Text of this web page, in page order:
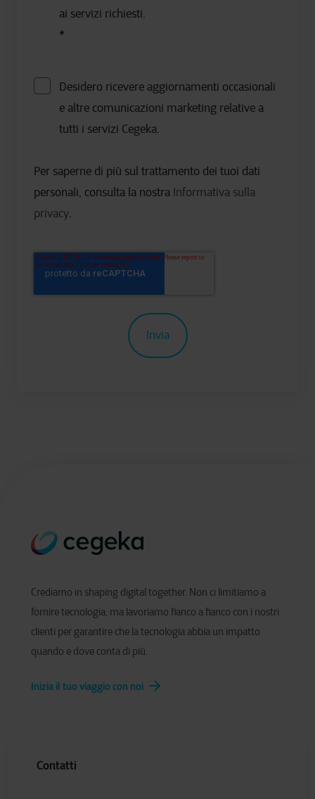
ai servizi richiesti.
*
Desidero ricevere aggiornamenti occasionali
e altre comunicazioni marketing relative a
tutti i servizi Cegeka.
Per saperne di più sul trattamento dei tuoi dati
personali, consulta la nostra Informativa sulla
privacy.
Crediamo in shaping digital together. Non ci limitiamo a
fornire tecnologia, ma lavoriamo fianco a fianco con i nostri
clienti per garantire che la tecnologia abbia un impatto
quando e dove conta di più.
Inizia il tuo viaggio con noi
Contatti